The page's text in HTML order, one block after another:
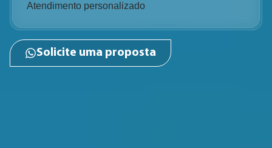
Atendimento personalizado
Solicite uma proposta